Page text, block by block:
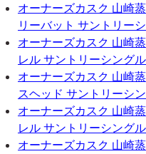
オーナーズカスク 山崎
リーバット サントリー
オーナーズカスク 山崎
レル サントリーシング
オーナーズカスク 山崎
スヘッド サントリーシ
オーナーズカスク 山崎
レル サントリーシング
オーナーズカスク 山崎